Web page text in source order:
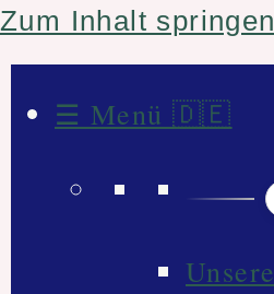
Zum Inhalt springen
☰ Menü 🇩🇪